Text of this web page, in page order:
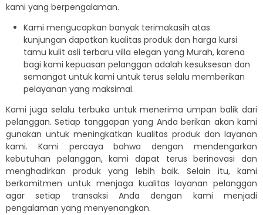
kami yang berpengalaman.
Kami mengucapkan banyak terimakasih atas
kunjungan dapatkan kualitas produk dan harga kursi
tamu kulit asli terbaru villa elegan yang Murah, karena
bagi kami kepuasan pelanggan adalah kesuksesan dan
semangat untuk kami untuk terus selalu memberikan
pelayanan yang maksimal.
Kami juga selalu terbuka untuk menerima umpan balik dari
pelanggan. Setiap tanggapan yang Anda berikan akan kami
gunakan untuk meningkatkan kualitas produk dan layanan
kami. Kami percaya bahwa dengan mendengarkan
kebutuhan pelanggan, kami dapat terus berinovasi dan
menghadirkan produk yang lebih baik. Selain itu, kami
berkomitmen untuk menjaga kualitas layanan pelanggan
agar setiap transaksi Anda dengan kami menjadi
pengalaman yang menyenangkan.